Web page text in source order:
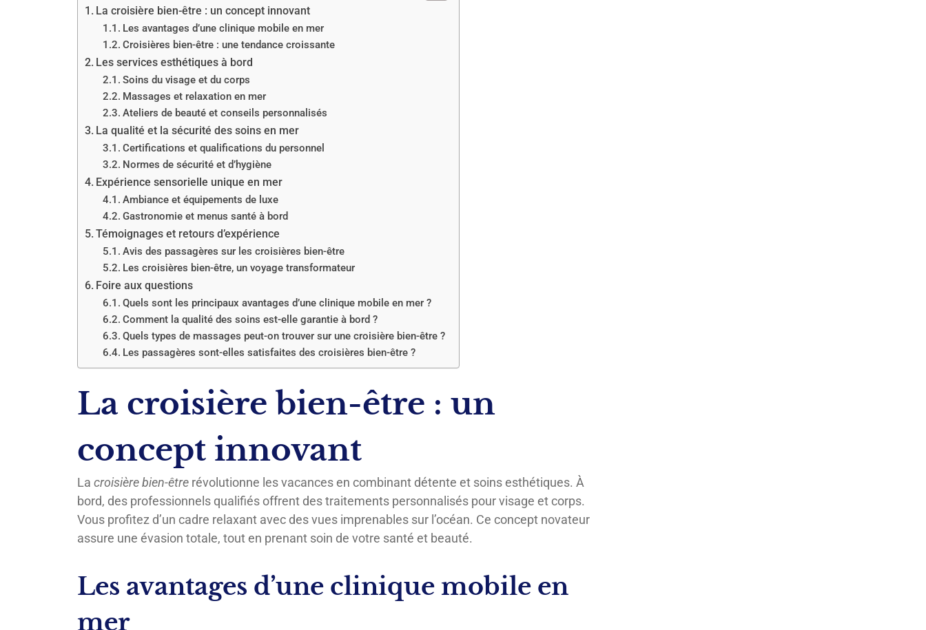
La croisière bien-être : un concept innovant
Les avantages d’une clinique mobile en mer
Croisières bien-être : une tendance croissante
Les services esthétiques à bord
Soins du visage et du corps
Massages et relaxation en mer
Ateliers de beauté et conseils personnalisés
La qualité et la sécurité des soins en mer
Certifications et qualifications du personnel
Normes de sécurité et d’hygiène
Expérience sensorielle unique en mer
Ambiance et équipements de luxe
Gastronomie et menus santé à bord
Témoignages et retours d’expérience
Avis des passagères sur les croisières bien-être
Les croisières bien-être, un voyage transformateur
Foire aux questions
Quels sont les principaux avantages d’une clinique mobile en mer ?
Comment la qualité des soins est-elle garantie à bord ?
Quels types de massages peut-on trouver sur une croisière bien-être ?
Les passagères sont-elles satisfaites des croisières bien-être ?
La croisière bien-être : un
concept innovant
La croisière bien-être révolutionne les vacances en combinant détente et soins esthétiques. À
bord, des professionnels qualifiés offrent des traitements personnalisés pour visage et corps.
Vous profitez d’un cadre relaxant avec des vues imprenables sur l’océan. Ce concept novateur
assure une évasion totale, tout en prenant soin de votre santé et beauté.
Les avantages d’une clinique mobile en
mer